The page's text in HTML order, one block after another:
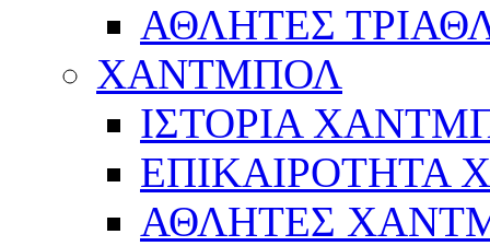
ΑΘΛΗΤΕΣ
ΧΑΝΤΜΠΟΛ
ΙΣΤΟΡΙΑ
ΕΠΙΚΑΙΡΟΤΗΤΑ
ΑΘΛΗΤΕΣ